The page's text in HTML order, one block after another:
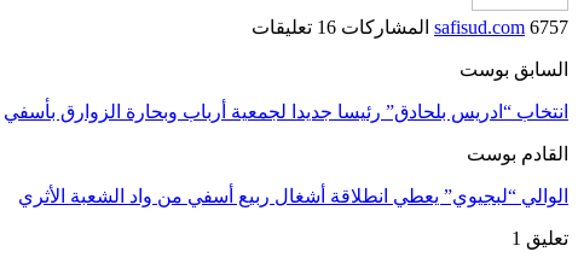
safisud.com 6757 المشاركات 16 تعليقات
السابق بوست
انتخاب “ادريس بلحادق” رئيسا جديدا لجمعية أرباب وبحارة الزوارق بأسفي
القادم بوست
الوالي “لبجيوي” يعطي انطلاقة أشغال ربيع أسفي من واد الشعبة الأثري
تعليق 1